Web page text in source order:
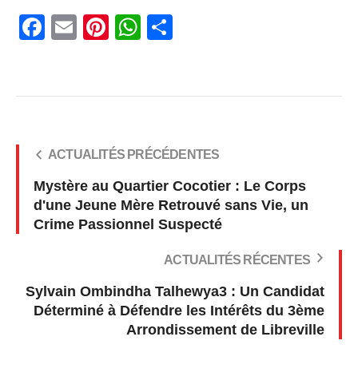
Facebook
Email PinterestWhatsApp
ACTUALITÉS PRÉCÉDENTES
Mystère au Quartier Cocotier : Le Corps
d'une Jeune Mère Retrouvé sans Vie, un
Crime Passionnel Suspecté
ACTUALITÉS RÉCENTES
Sylvain Ombindha Talhewya3 : Un Candidat
Déterminé à Défendre les Intérêts du 3ème
Arrondissement de Libreville